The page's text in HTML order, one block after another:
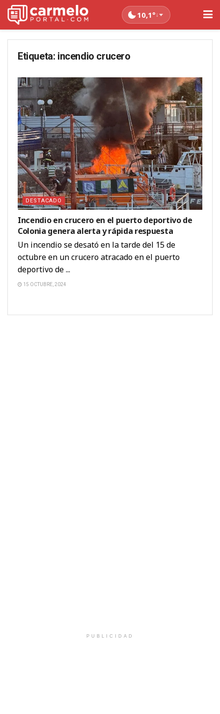
10,1°↓
Etiqueta: incendio crucero
DESTACADO
Incendio en crucero en el puerto deportivo de
Colonia genera alerta y rápida respuesta
Un incendio se desató en la tarde del 15 de
octubre en un crucero atracado en el puerto
deportivo de ...
15 OCTUBRE, 2024
PUBLICIDAD